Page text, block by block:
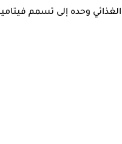
وحده إلى تسمم